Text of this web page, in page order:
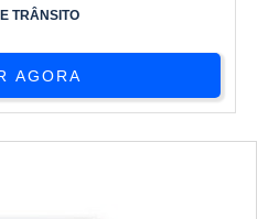
TRÂNSITO
AGORA